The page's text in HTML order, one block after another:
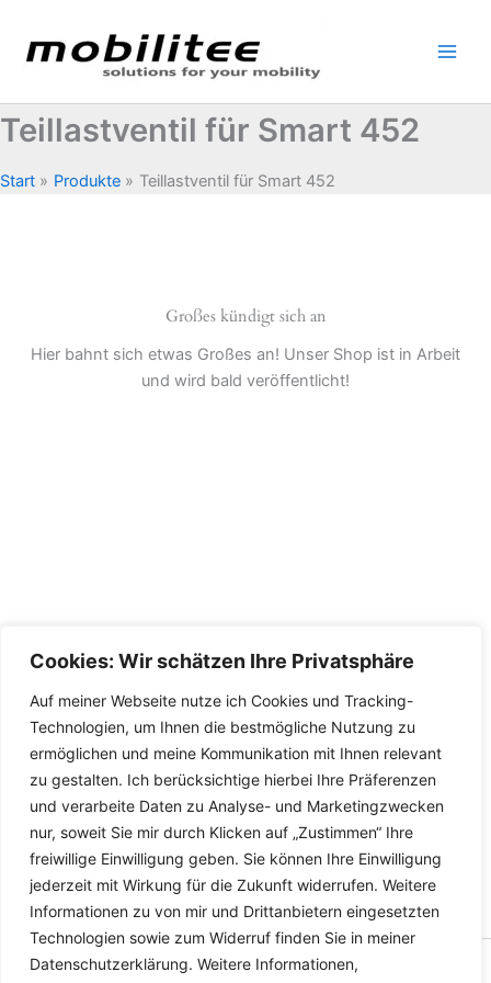
Cookies: Wir schätzen Ihre Privatsphäre
Auf meiner Webseite nutze ich Cookies und Tracking-
Technologien, um Ihnen die bestmögliche Nutzung zu
ermöglichen und meine Kommunikation mit Ihnen relevant
zu gestalten. Ich berücksichtige hierbei Ihre Präferenzen
und verarbeite Daten zu Analyse- und Marketingzwecken
nur, soweit Sie mir durch Klicken auf „Zustimmen“ Ihre
freiwillige Einwilligung geben. Sie können Ihre Einwilligung
jederzeit mit Wirkung für die Zukunft widerrufen. Weitere
Informationen zu von mir und Drittanbietern eingesetzten
Technologien sowie zum Widerruf finden Sie in meiner
Datenschutzerklärung. Weitere Informationen,
Inhalt
springen
Teillastventil für Smart 452
Start Produkte Teillastventil für Smart 452
Großes kündigt sich an
Hier bahnt sich etwas Großes an! Unser Shop ist in Arbeit
und wird bald veröffentlicht!
Copyright © 2026 Versandhandel für Fahrzeugteile, Ersatzteile